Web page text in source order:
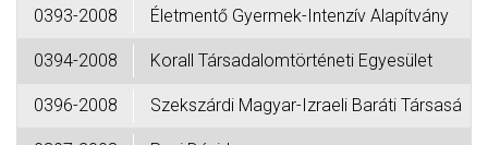
0393-2008 Életmentő Gyermek-Intenzív Alapítvány
0394-2008 Korall Társadalomtörténeti Egyesület
0396-2008 Szekszárdi Magyar-Izraeli Baráti Társasá